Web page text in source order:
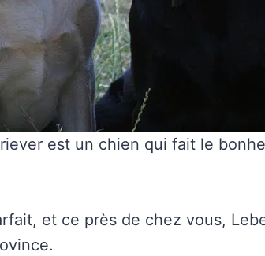
est un chien qui fait le
et ce près de chez vous,